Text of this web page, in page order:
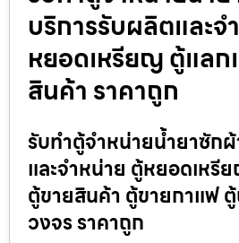
บริการรับผลิตและจ
หยอดเหรียญ ตู้แล
สินค้า ราคาถูก
รับทำตู้จำหน่ายน้ำยาซัก
และจำหน่าย ตู้หยอดเหรี
ตู้ขายสินค้า ตู้ขายกาแฟ
วงจร ราคาถูก